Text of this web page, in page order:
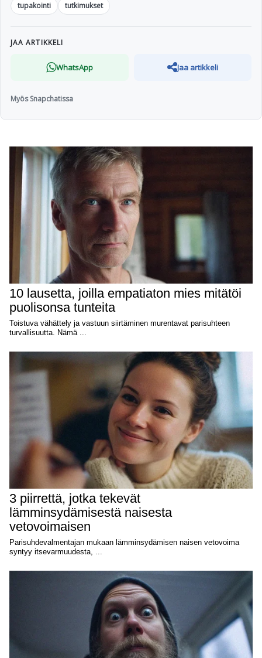
tupakointi
tutkimukset
JAA ARTIKKELI
WhatsApp Jaa artikkeli
Myös Snapchatissa